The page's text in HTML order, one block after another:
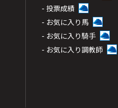
- 投票成績
- お気に入り馬
- お気に入り騎手
- お気に入り調教師